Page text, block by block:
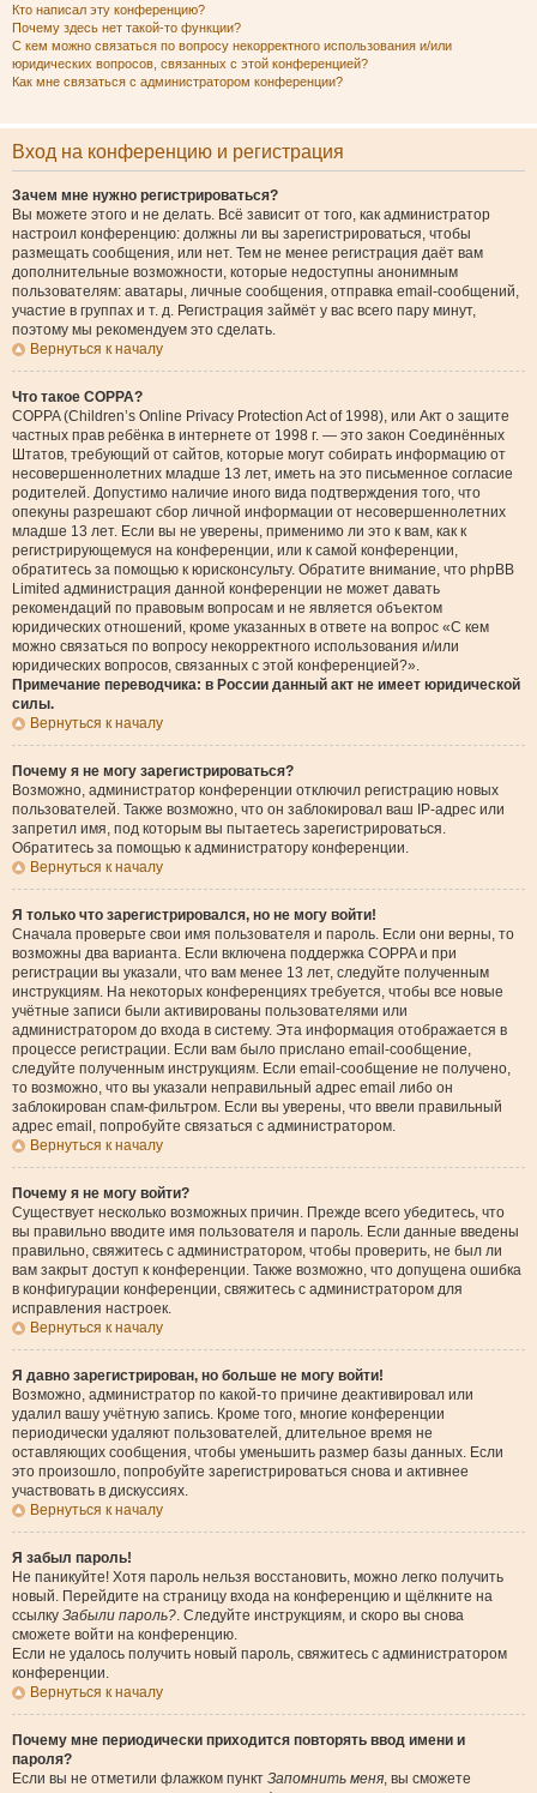
Кто написал эту конференцию?
Почему здесь нет такой-то функции?
С кем можно связаться по вопросу некорректного использования и/или
юридических вопросов, связанных с этой конференцией?
Как мне связаться с администратором конференции?
Вход на конференцию и регистрация
Зачем мне нужно регистрироваться?
Вы можете этого и не делать. Всё зависит от того, как администратор
настроил конференцию: должны ли вы зарегистрироваться, чтобы
размещать сообщения, или нет. Тем не менее регистрация даёт вам
дополнительные возможности, которые недоступны анонимным
пользователям: аватары, личные сообщения, отправка email-сообщений,
участие в группах и т. д. Регистрация займёт у вас всего пару минут,
поэтому мы рекомендуем это сделать.
Вернуться к началу
Что такое COPPA?
COPPA (Children’s Online Privacy Protection Act of 1998), или Акт о защите
частных прав ребёнка в интернете от 1998 г. — это закон Соединённых
Штатов, требующий от сайтов, которые могут собирать информацию от
несовершеннолетних младше 13 лет, иметь на это письменное согласие
родителей. Допустимо наличие иного вида подтверждения того, что
опекуны разрешают сбор личной информации от несовершеннолетних
младше 13 лет. Если вы не уверены, применимо ли это к вам, как к
регистрирующемуся на конференции, или к самой конференции,
обратитесь за помощью к юрисконсульту. Обратите внимание, что phpBB
Limited администрация данной конференции не может давать
рекомендаций по правовым вопросам и не является объектом
юридических отношений, кроме указанных в ответе на вопрос «С кем
можно связаться по вопросу некорректного использования и/или
юридических вопросов, связанных с этой конференцией?».
Примечание переводчика: в России данный акт не имеет юридической
силы.
Вернуться к началу
Почему я не могу зарегистрироваться?
Возможно, администратор конференции отключил регистрацию новых
пользователей. Также возможно, что он заблокировал ваш IP-адрес или
запретил имя, под которым вы пытаетесь зарегистрироваться.
Обратитесь за помощью к администратору конференции.
Вернуться к началу
Я только что зарегистрировался, но не могу войти!
Сначала проверьте свои имя пользователя и пароль. Если они верны, то
возможны два варианта. Если включена поддержка COPPA и при
регистрации вы указали, что вам менее 13 лет, следуйте полученным
инструкциям. На некоторых конференциях требуется, чтобы все новые
учётные записи были активированы пользователями или
администратором до входа в систему. Эта информация отображается в
процессе регистрации. Если вам было прислано email-сообщение,
следуйте полученным инструкциям. Если email-сообщение не получено,
то возможно, что вы указали неправильный адрес email либо он
заблокирован спам-фильтром. Если вы уверены, что ввели правильный
адрес email, попробуйте связаться с администратором.
Вернуться к началу
Почему я не могу войти?
Существует несколько возможных причин. Прежде всего убедитесь, что
вы правильно вводите имя пользователя и пароль. Если данные введены
правильно, свяжитесь с администратором, чтобы проверить, не был ли
вам закрыт доступ к конференции. Также возможно, что допущена ошибка
в конфигурации конференции, свяжитесь с администратором для
исправления настроек.
Вернуться к началу
Я давно зарегистрирован, но больше не могу войти!
Возможно, администратор по какой-то причине деактивировал или
удалил вашу учётную запись. Кроме того, многие конференции
периодически удаляют пользователей, длительное время не
оставляющих сообщения, чтобы уменьшить размер базы данных. Если
это произошло, попробуйте зарегистрироваться снова и активнее
участвовать в дискуссиях.
Вернуться к началу
Я забыл пароль!
Не паникуйте! Хотя пароль нельзя восстановить, можно легко получить
новый. Перейдите на страницу входа на конференцию и щёлкните на
ссылку Забыли пароль?. Следуйте инструкциям, и скоро вы снова
сможете войти на конференцию.
Если не удалось получить новый пароль, свяжитесь с администратором
конференции.
Вернуться к началу
Почему мне периодически приходится повторять ввод имени и
пароля?
Если вы не отметили флажком пункт Запомнить меня, вы сможете